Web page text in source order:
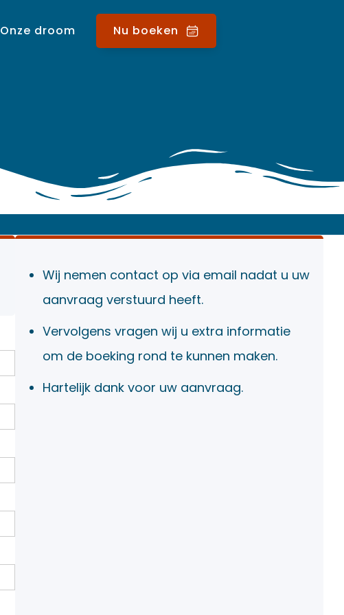
Onze droom Nu boeken
Wij nemen contact op via email nadat u uw
aanvraag verstuurd heeft.
Vervolgens vragen wij u extra informatie
om de boeking rond te kunnen maken.
Hartelijk dank voor uw aanvraag.